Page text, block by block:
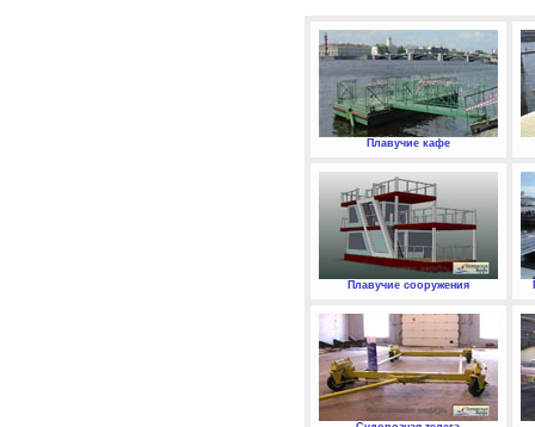
Плавучие кафе
Плавучие сооружения